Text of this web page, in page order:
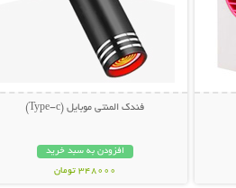
فندک المنتی موبایل (Type-c)
افزودن به سبد خرید
348000 تومان